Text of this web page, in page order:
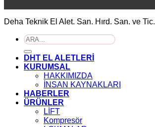
Deha Teknik El Alet. San. Hırd. San. ve Tic.
Ara:
DHT EL ALETLERİ
KURUMSAL
HAKKIMIZDA
İNSAN KAYNAKLARI
HABERLER
ÜRÜNLER
LİFT
Kompresör